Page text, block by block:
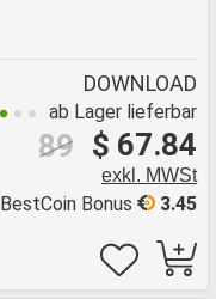
DOWNLOAD
ab Lager lieferbar
$ 67.84
89
exkl. MWSt
3.45
BestCoin Bonus